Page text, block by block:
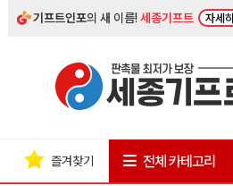
기프트인포의 새 이름!세종기프트 자세히
즐겨찾기 전체 카테고리